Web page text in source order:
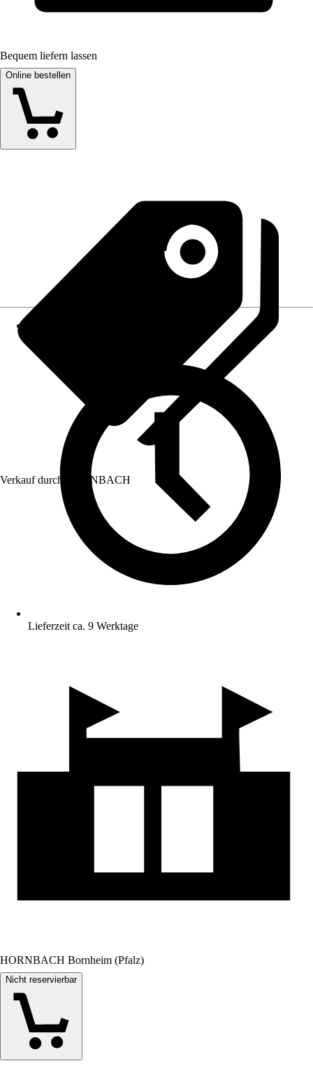
Bequem liefern lassen
Online bestellen
Verkauf durch: HORNBACH
Lieferzeit ca. 9 Werktage
HORNBACH Bornheim (Pfalz)
Nicht reservierbar